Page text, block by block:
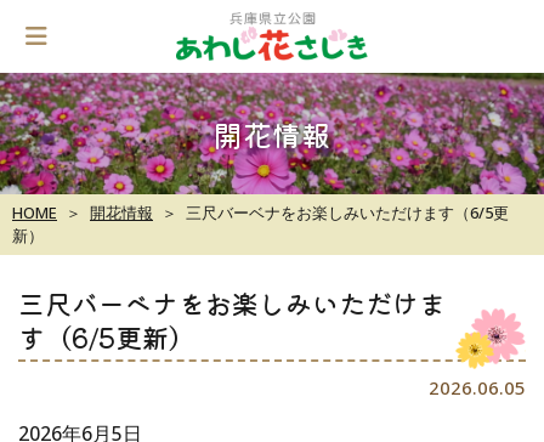
content
開花情報
HOME 開花情報
三尺バーベナをお楽しみいただけます（6/5更
新）
三尺バーベナをお楽しみいただけま
す（6/5更新）
2026.06.05
2026年6月5日